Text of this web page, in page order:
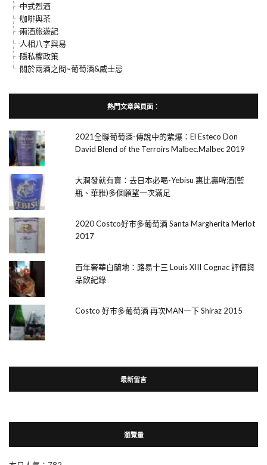
中式烈酒
咖啡與茶
兩酒旅遊記
人相八字與易
隱私權政策
關於兩酒之間~葡萄酒&威士忌
熱門文章與頁面︰
2021全聯葡萄酒-傳說中的紫爆：El Esteco Don
David Blend of the Terroirs Malbec.Malbec 2019
大潤發就有賣：去日本必喝-Yebisu 惠比壽啤酒(藍
瓶、華雅)多個願望一次滿足
2020 Costco好市多葡萄酒 Santa Margherita Merlot
2017
百年奢華白蘭地：路易十三 Louis XIII Cognac 評價與
品飲紀錄
Costco 好市多葡萄酒 再次MAN一下 Shiraz 2015
最新留言
瀏覽量